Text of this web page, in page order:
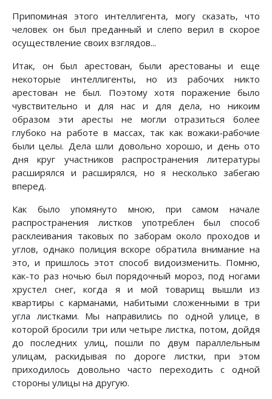
Припоминая этого интеллигента, могу сказать, что
человек он был преданный и слепо верил в скорое
осуществление своих взглядов...
Итак, он был арестован, были арестованы и еще
некоторые интеллигенты, но из рабочих никто
арестован не был. Поэтому хотя поражение было
чувствительно и для нас и для дела, но никоим
образом эти аресты не могли отразиться более
глубоко на работе в массах, так как вожаки-рабочие
были целы. Дела шли довольно хорошо, и день ото
дня круг участников распространения литературы
расширялся и расширялся, но я несколько забегаю
вперед.
Как было упомянуто мною, при самом начале
распространения листков употреблен был способ
расклеивания таковых по заборам около проходов и
углов, однако полиция вскоре обратила внимание на
это, и пришлось этот способ видоизменить. Помню,
как-то раз ночью был порядочный мороз, под ногами
хрустел снег, когда я и мой товарищ вышли из
квартиры с карманами, набитыми сложенными в три
угла листками. Мы направились по одной улице, в
которой бросили три или четыре листка, потом, дойдя
до последних улиц, пошли по двум параллельным
улицам, раскидывая по дороге листки, при этом
приходилось довольно часто переходить с одной
стороны улицы на другую.